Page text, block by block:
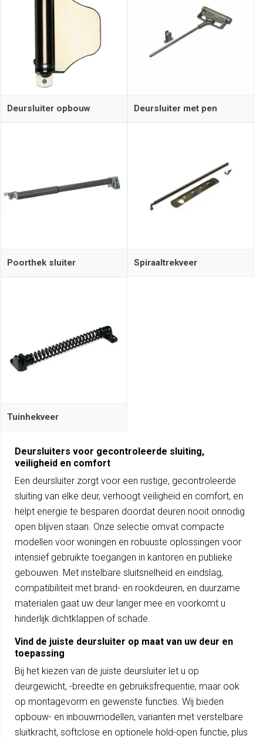
Deursluiter opbouw Deursluiter met pen
Poorthek sluiter Spiraaltrekveer
Tuinhekveer
Deursluiters voor gecontroleerde sluiting,
veiligheid en comfort
Een deursluiter zorgt voor een rustige, gecontroleerde
sluiting van elke deur, verhoogt veiligheid en comfort, en
helpt energie te besparen doordat deuren nooit onnodig
open blijven staan. Onze selectie omvat compacte
modellen voor woningen en robuuste oplossingen voor
intensief gebruikte toegangen in kantoren en publieke
gebouwen. Met instelbare sluitsnelheid en eindslag,
compatibiliteit met brand- en rookdeuren, en duurzame
materialen gaat uw deur langer mee en voorkomt u
hinderlijk dichtklappen of schade.
Vind de juiste deursluiter op maat van uw deur en
toepassing
Bij het kiezen van de juiste deursluiter let u op
deurgewicht, -breedte en gebruiksfrequentie, maar ook
op montagevorm en gewenste functies. Wij bieden
opbouw- en inbouwmodellen, varianten met verstelbare
sluitkracht, softclose en optionele hold-open functie, plus